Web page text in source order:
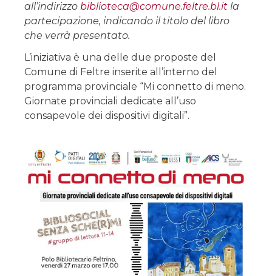
all’indirizzo biblioteca@comune.feltre.bl.it la
partecipazione, indicando il titolo del libro
che verrà presentato.
L’iniziativa è una delle due proposte del
Comune di Feltre inserite all’interno del
programma provinciale “Mi connetto di meno.
Giornate provinciali dedicate all’uso
consapevole dei dispositivi digitali”.